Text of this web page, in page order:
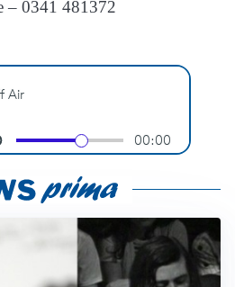
– 0341 481372